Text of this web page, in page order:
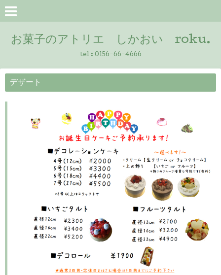
お菓子のアトリエ しかおい roku.
tel : 0156-66-4666
デザート